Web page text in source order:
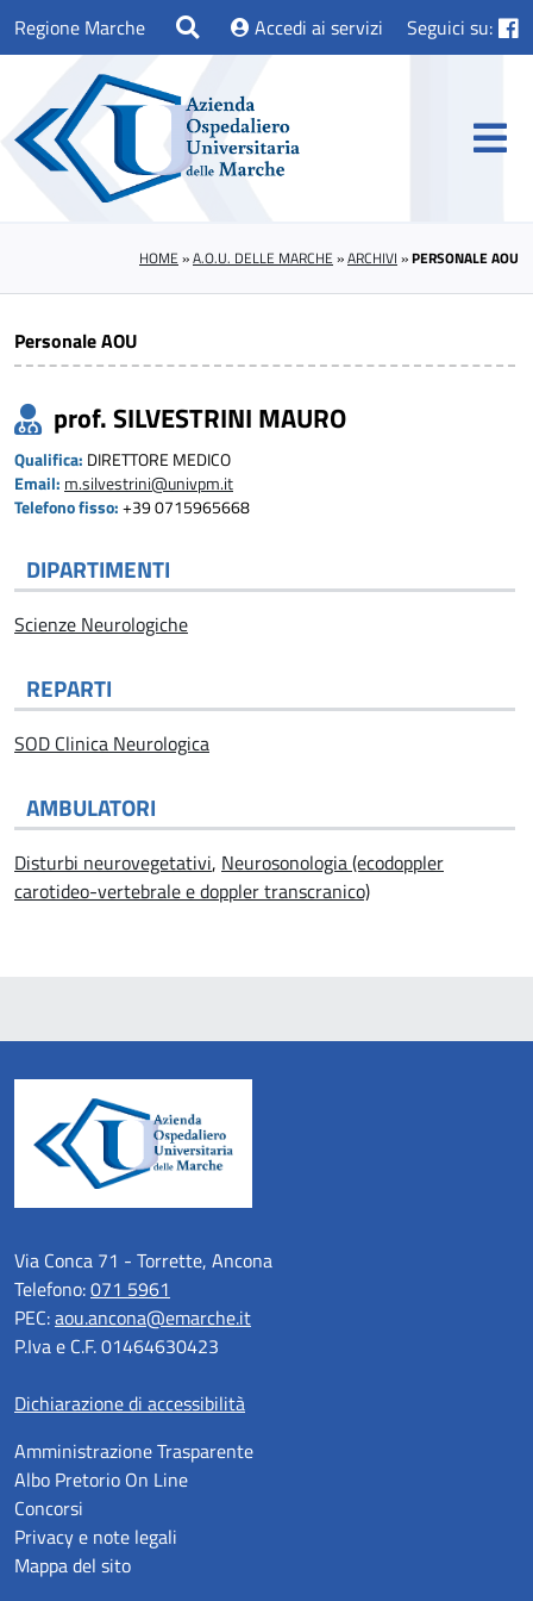
Regione Marche Accedi ai servizi Seguici su:
HOME »A.O.U. DELLE MARCHE »ARCHIVI »PERSONALE AOU
Personale AOU
prof. SILVESTRINI MAURO
Qualifica: DIRETTORE MEDICO
Email: m.silvestrini@univpm.it
Telefono fisso: +39 0715965668
DIPARTIMENTI
Scienze Neurologiche
REPARTI
SOD Clinica Neurologica
AMBULATORI
Disturbi neurovegetativi, Neurosonologia (ecodoppler
carotideo-vertebrale e doppler transcranico)
Via Conca 71 - Torrette, Ancona
Telefono:071 5961
PEC:aou.ancona@emarche.it
P.Iva e C.F. 01464630423
Dichiarazione di accessibilità
Amministrazione Trasparente
Albo Pretorio On Line
Concorsi
Privacy e note legali
Mappa del sito